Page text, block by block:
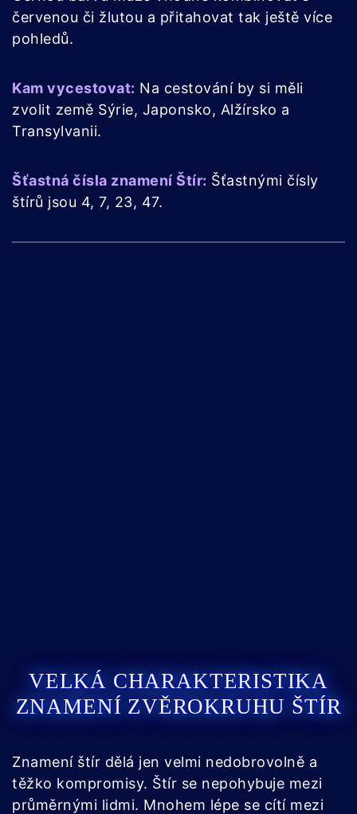
červenou či žlutou a přitahovat tak ještě více
pohledů.
Kam vycestovat: Na cestování by si měli
zvolit země Sýrie, Japonsko, Alžírsko a
Transylvanii.
Šťastná čísla znamení Štír: Šťastnými čísly
štírů jsou 4, 7, 23, 47.
VELKÁ CHARAKTERISTIKA
ZNAMENÍ ZVĚROKRUHU ŠTÍR
Znamení štír dělá jen velmi nedobrovolně a
těžko kompromisy. Štír se nepohybuje mezi
průměrnými lidmi. Mnohem lépe se cítí mezi